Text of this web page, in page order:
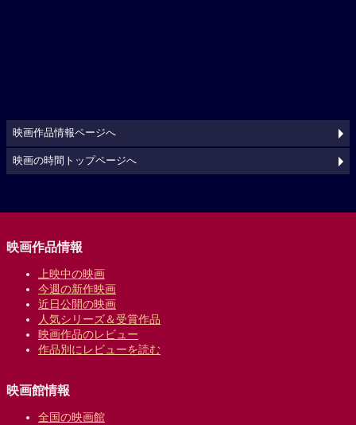
映画作品情報ページへ
映画の時間トップページへ
映画作品情報
上映中の映画
今週の新作映画
近日公開の映画
人気シリーズ＆受賞作品
映画作品のレビュー
作品別にレビューを読む
映画館情報
全国の映画館